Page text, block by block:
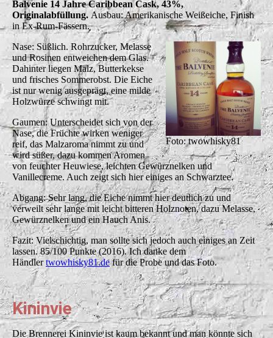
Balvenie 14 Jahre Caribbean Cask, 43%,
Originalabfüllung. Ausbau: Amerikanische Weißeiche, Finish
in Ex-Rum-Fässern.
Foto: twowhisky81
Nase: Süßlich. Rohrzucker, Melasse
und Rosinen entweichen dem Glas.
Dahinter liegen Malz, Butterkekse
und frisches Sommerobst. Die Eiche
ist nur wenig ausgeprägt, eine milde
Holzwürze schwingt mit.
Gaumen: Unterscheidet sich von der
Nase, die Früchte wirken weniger
reif, das Malzaroma nimmt zu und
wird süßer, dazu kommen Aromen
von feuchter Heuwiese, leichten Gewürznelken und
Vanillecreme. Auch zeigt sich hier einiges an Schwarztee.
Abgang: Sehr lang, die Eiche nimmt hier deutlich zu und
verweilt sehr lange mit leicht bitteren Holznoten, dazu Melasse,
Gewürznelken und ein Hauch Anis.
Fazit: Vielschichtig, man sollte sich jedoch auch einiges an Zeit
lassen. 85/100 Punkte (2016). Ich danke dem
Händlertwowhisky81.defür die Probe und das Foto.
Kininvie
Die Brennerei Kininvie ist kaum bekannt und man könnte sich